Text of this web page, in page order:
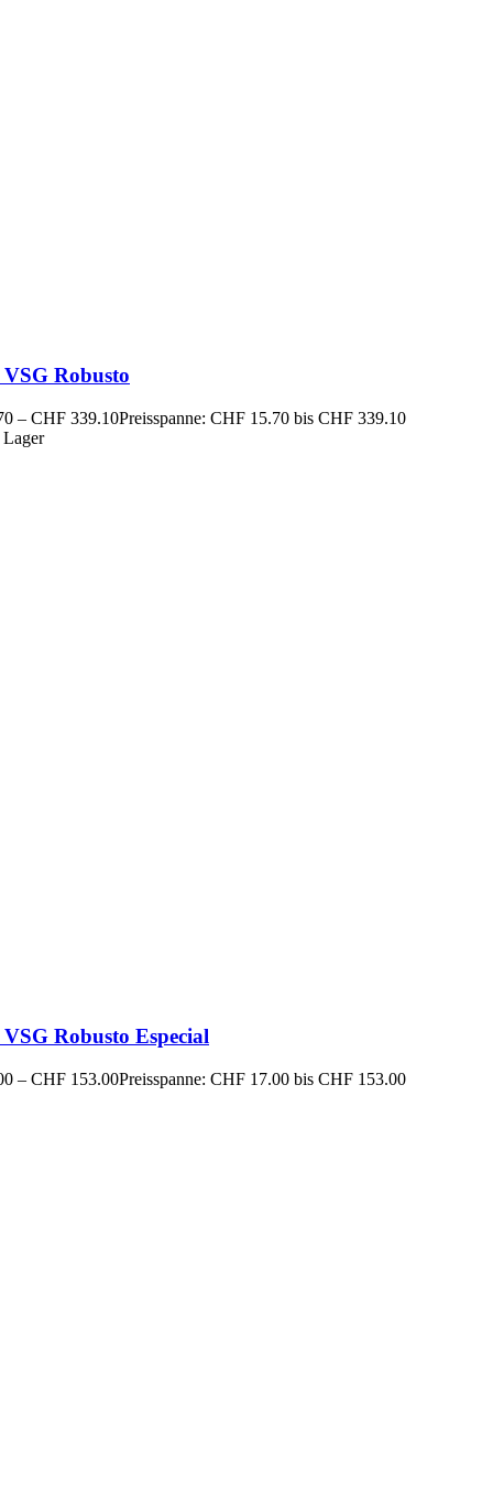
Robusto
– CHF 339.10Preisspanne: CHF 15.70 bis CHF 339.10
Robusto Especial
– CHF 153.00Preisspanne: CHF 17.00 bis CHF 153.00